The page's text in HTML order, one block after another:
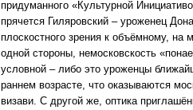
придуманного «Культурной
прячется Гиляровский – уроженец
плоскостного зрения к объёмному,
одной стороны, немосковскость
условной – либо это уроженцы
раннем возрасте, что оказываются
визави. С другой же, оптика